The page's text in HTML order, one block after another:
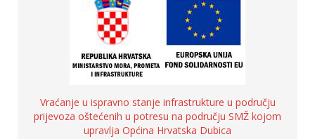
Vraćanje u ispravno stanje infrastrukture u području
prijevoza oštećenih u potresu na području SMŽ kojom
upravlja Općina Hrvatska Dubica